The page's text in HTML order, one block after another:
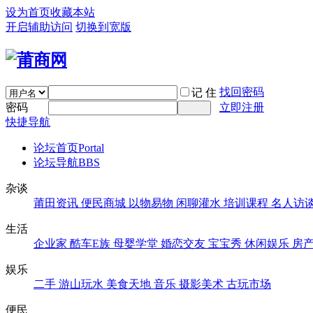
设为首页收藏本站
开启辅助访问 切换到宽版
记 住 找回密码
密码
立即注册
快捷导航
论坛首页Portal
论坛导航BBS
杂谈
莆田资讯 便民商城 以物易物 闲聊灌水 培训课程 名人访
生活
企业家 酷车E族 母婴学堂 婚恋交友 宝宝秀 休闲娱乐 房
娱乐
二手 游山玩水 美食天地 音乐 摄影美术 古玩市场
便民